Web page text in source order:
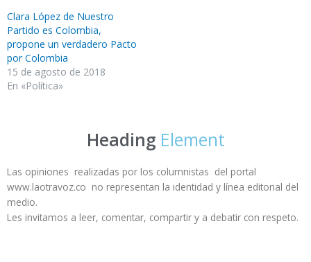
Clara López de Nuestro
Partido es Colombia,
propone un verdadero Pacto
por Colombia
15 de agosto de 2018
En «Política»
Heading Element
Las opiniones realizadas por los columnistas del portal
www.laotravoz.co no representan la identidad y línea editorial del
medio.
Les invitamos a leer, comentar, compartir y a debatir con respeto.